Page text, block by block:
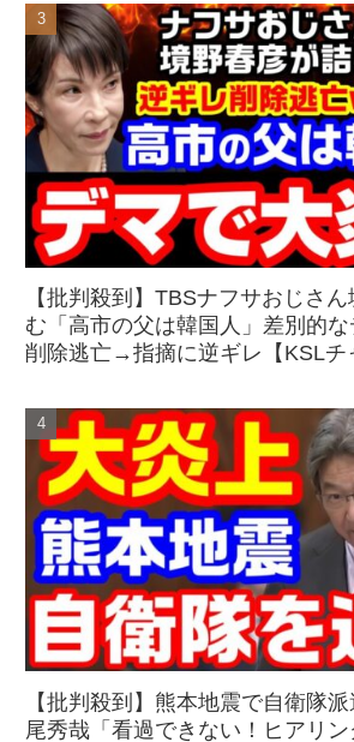
【批判殺到】TBSナフサおじさ
む「高市の父は韓国人」差別的な
削除逃亡→指摘に逆ギレ【KSLチ
【批判殺到】熊本地震で自衛隊
尾秀哉「看過できない！ヒアリ